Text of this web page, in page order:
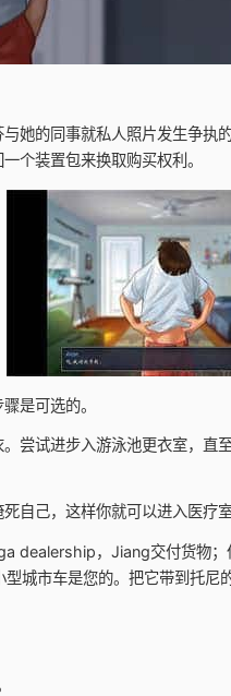
她的同事就私人照片发生争执
个装置包来换取购买权利。
是可选的。
尝试进步入游泳池更衣室，直
自己，这样你就可以进入医疗
dealership，Jiang交付货物
城市车是您的。把它带到托尼